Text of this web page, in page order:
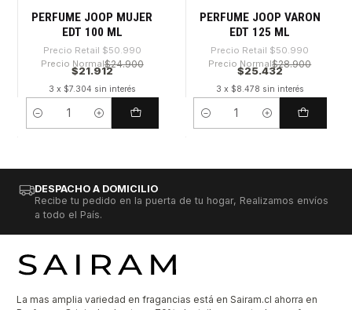
PERFUME JOOP MUJER
EDT 100 ML
Precio Retail $50.990
Precio Normal$24.900
$21.912
3 x $7.304 sin interés
Cantidad
PERFUME JOOP VARON
EDT 125 ML
Precio Retail $50.990
Precio Normal$28.900
$25.432
3 x $8.478 sin interés
Cantidad
DESPACHO A DOMICILIO
Recibe tu pedido en la puerta de tu hogar, Realizamos envíos
a todo el País.
La mas amplia variedad en fragancias está en Sairam.cl ahorra en